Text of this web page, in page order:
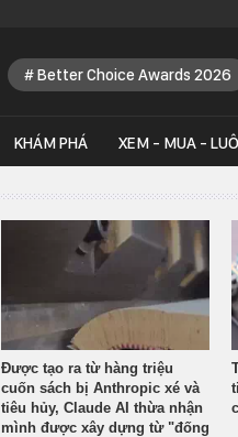
Better Choice Awards 2026
KHÁM PHÁ XEM - MUA -
Được tạo ra từ hàng triệu
cuốn sách bị Anthropic xé và
tiêu hủy, Claude AI thừa nhận
mình được xây dựng từ "đống